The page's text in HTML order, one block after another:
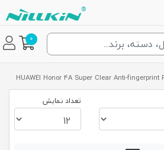
0
HUAWEI Honor 4A Super Clear Anti-fingerprint
تعداد نمایش